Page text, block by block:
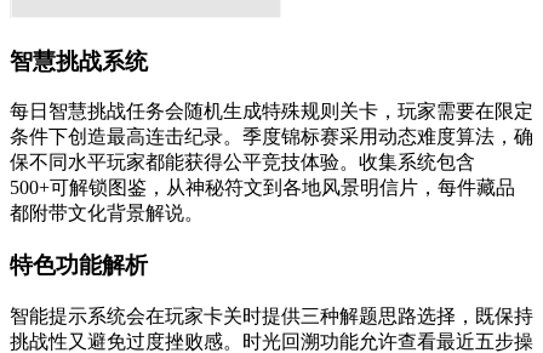
智慧挑战系统
每日智慧挑战任务会随机生成特殊规则关卡，玩家需要在限定
条件下创造最高连击纪录。季度锦标赛采用动态难度算法，确
保不同水平玩家都能获得公平竞技体验。收集系统包含
500+可解锁图鉴，从神秘符文到各地风景明信片，每件藏品
都附带文化背景解说。
特色功能解析
智能提示系统会在玩家卡关时提供三种解题思路选择，既保持
挑战性又避免过度挫败感。时光回溯功能允许查看最近五步操